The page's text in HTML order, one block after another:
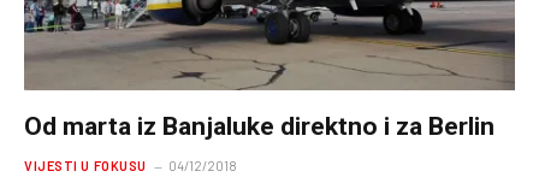
Od marta iz Banjaluke direktno i za Berlin
VIJESTI U FOKUSU 04/12/2018